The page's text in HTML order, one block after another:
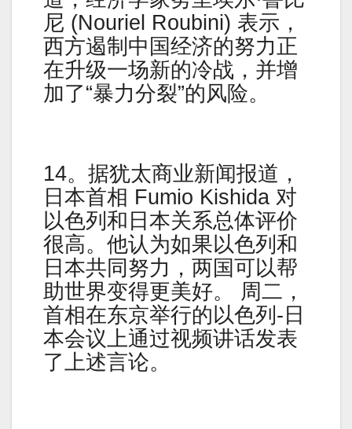
尼 (Nouriel Roubini) 表示，
西方遏制中国经济的努力正
在升级一场新的冷战，并增
加了“暴力分裂”的风险。
14。据犹太商业新闻报道，
日本首相 Fumio Kishida 对
以色列和日本关系总体评价
很高。他认为如果以色列和
日本共同努力，两国可以帮
助世界变得更美好。 周二，
首相在东京举行的以色列-日
本会议上通过视频讲话发表
了上述言论。